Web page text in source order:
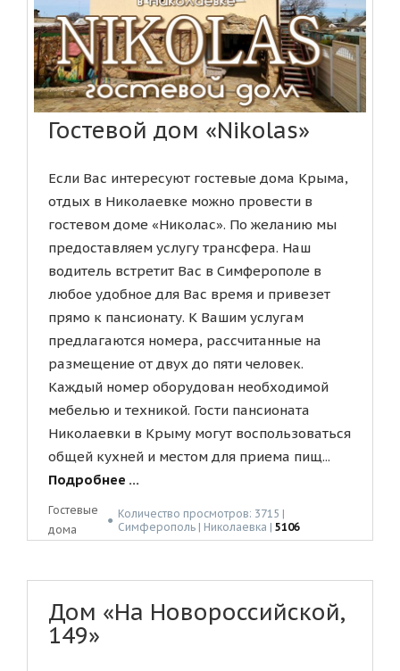
Гостевой дом «Nikolas»
Если Вас интересуют гостевые дома Крыма,
отдых в Николаевке можно провести в
гостевом доме «Николас». По желанию мы
предоставляем услугу трансфера. Наш
водитель встретит Вас в Симферополе в
любое удобное для Вас время и привезет
прямо к пансионату. К Вашим услугам
предлагаются номера, рассчитанные на
размещение от двух до пяти человек.
Каждый номер оборудован необходимой
мебелью и техникой. Гости пансионата
Николаевки в Крыму могут воспользоваться
общей кухней и местом для приема пищ...
Подробнее ...
Гостевые
дома
● Количество просмотров: 3715 |
Симферополь | Николаевка | 5106
Дом «На Новороссийской,
149»